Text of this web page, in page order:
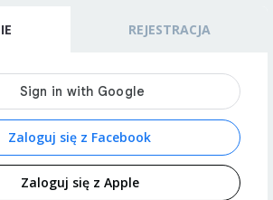
REJESTRACJA
Zaloguj się z Facebook
Zaloguj się z Apple